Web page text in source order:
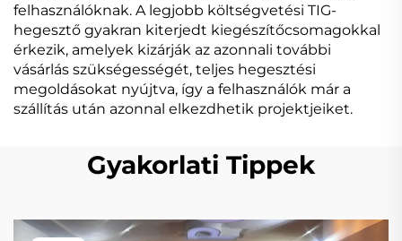
felhasználóknak. A legjobb költségvetési TIG-
hegesztő gyakran kiterjedt kiegészítőcsomagokkal
érkezik, amelyek kizárják az azonnali további
vásárlás szükségességét, teljes hegesztési
megoldásokat nyújtva, így a felhasználók már a
szállítás után azonnal elkezdhetik projektjeiket.
Gyakorlati Tippek